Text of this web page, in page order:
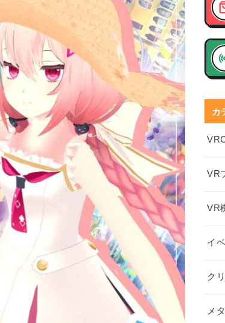
カ
VR
VR
イ
ク
メ